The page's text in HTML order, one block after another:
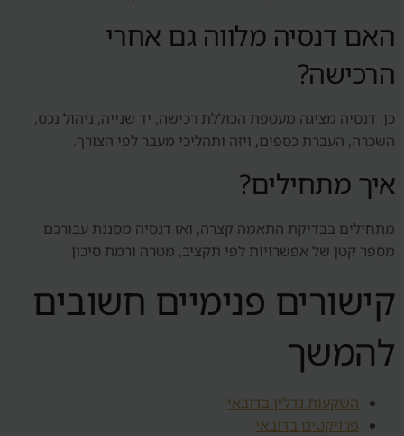
האם דנסיה מלווה גם אחרי
הרכישה?
כן. דנסיה מציגה מעטפת הכוללת רכישה, יד שנייה, ניהול נכס,
השכרה, העברת כספים, ויזה ותהליכי מעבר לפי הצורך.
איך מתחילים?
מתחילים בבדיקת התאמה קצרה, ואז דנסיה מסננת עבורכם
מספר קטן של אפשרויות לפי תקציב, מטרה ורמת סיכון.
קישורים פנימיים חשובים
להמשך
השקעות נדל״ן בדובאי
פרויקטים בדובאי